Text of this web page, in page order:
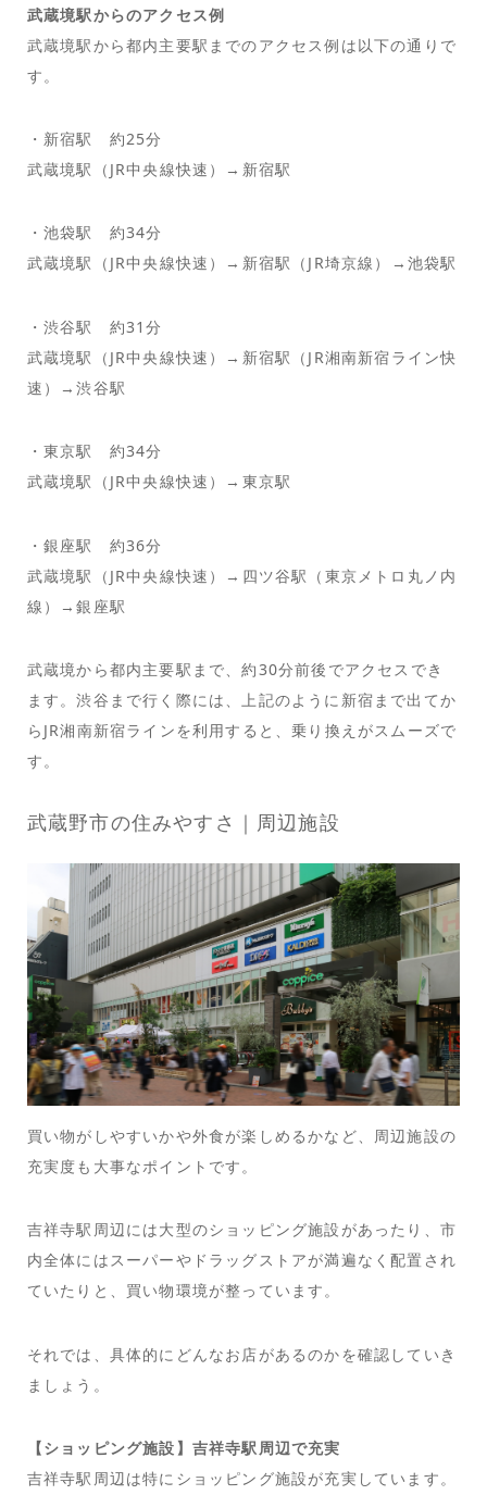
武蔵境駅からのアクセス例
武蔵境駅から都内主要駅までのアクセス例は以下の通りで
す。
・新宿駅 約25分
武蔵境駅（JR中央線快速）→新宿駅
・池袋駅 約34分
武蔵境駅（JR中央線快速）→新宿駅（JR埼京線）→池袋駅
・渋谷駅 約31分
武蔵境駅（JR中央線快速）→新宿駅（JR湘南新宿ライン快
速）→渋谷駅
・東京駅 約34分
武蔵境駅（JR中央線快速）→東京駅
・銀座駅 約36分
武蔵境駅（JR中央線快速）→四ツ谷駅（東京メトロ丸ノ内
線）→銀座駅
武蔵境から都内主要駅まで、約30分前後でアクセスでき
ます。渋谷まで行く際には、上記のように新宿まで出てか
らJR湘南新宿ラインを利用すると、乗り換えがスムーズで
す。
武蔵野市の住みやすさ｜周辺施設
買い物がしやすいかや外食が楽しめるかなど、周辺施設の
充実度も大事なポイントです。
吉祥寺駅周辺には大型のショッピング施設があったり、市
内全体にはスーパーやドラッグストアが満遍なく配置され
ていたりと、買い物環境が整っています。
それでは、具体的にどんなお店があるのかを確認していき
ましょう。
【ショッピング施設】吉祥寺駅周辺で充実
吉祥寺駅周辺は特にショッピング施設が充実しています。